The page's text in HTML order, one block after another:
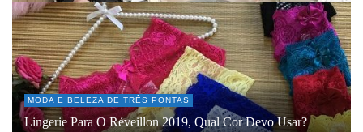
MODA E BELEZA DE TRÊS PONTAS
Lingerie Para O Réveillon 2019, Qual Cor Devo Usar?